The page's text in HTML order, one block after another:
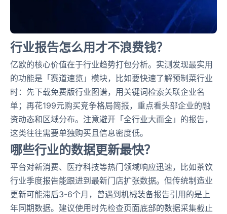
行业报告怎么用才不浪费钱？
亿欧的核心价值在于行业趋势打包分析。实测发现最实用
的功能是「赛道速览」模块，比如要快速了解预制菜行业
时：先下载免费版行业图谱，用关键词检索关联企业名
单；再花199元购买竞争格局简报，重点看头部企业的融
资动态和区域分布。注意避开「全行业大而全」的报告，
这类往往需要单独购买且信息密度低。
哪些行业的数据更新最快？
平台对新消费、医疗科技等热门领域响应迅速，比如茶饮
行业季度报告能跟进到最新门店扩张数据。但传统制造业
更新可能滞后3-6个月，曾遇到机械装备报告引用的是上
年同期数据。建议使用时先检查页面底部的数据采集截止